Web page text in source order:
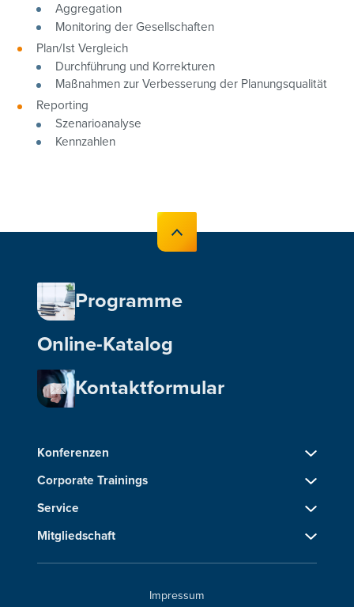
Aggregation
Monitoring der Gesellschaften
Plan/Ist Vergleich
Durchführung und Korrekturen
Maßnahmen zur Verbesserung der Planungsqualität
Reporting
Szenarioanalyse
Kennzahlen
Programme
Online-Katalog
Kontaktformular
Konferenzen
Corporate Trainings
Service
Mitgliedschaft
Impressum